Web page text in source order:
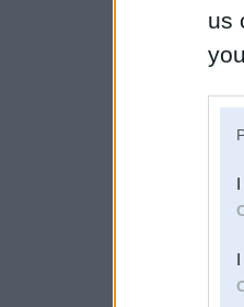
us